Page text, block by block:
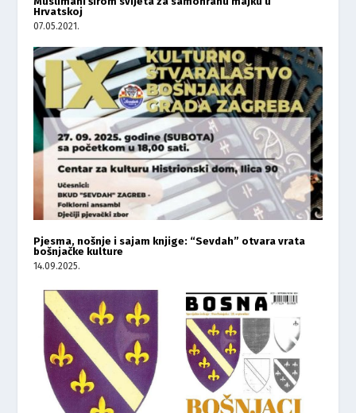
Hrvatskoj
07.05.2021.
Pjesma, nošnje i sajam knjige: “Sevdah” otvara vrata
bošnjačke kulture
14.09.2025.